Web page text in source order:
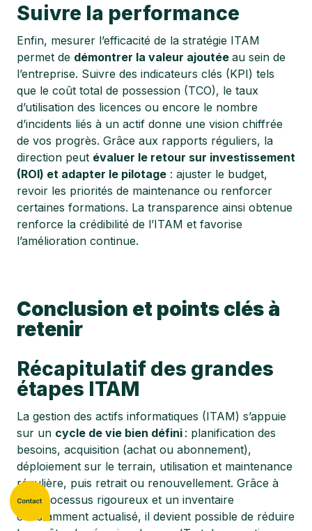
Suivre la performance
Enfin, mesurer l’efficacité de la stratégie ITAM
permet de démontrer la valeur ajoutée au sein de
l’entreprise. Suivre des indicateurs clés (KPI) tels
que le coût total de possession (TCO), le taux
d’utilisation des licences ou encore le nombre
d’incidents liés à un actif donne une vision chiffrée
de vos progrès. Grâce aux rapports réguliers, la
direction peut évaluer le retour sur investissement
(ROI) et adapter le pilotage : ajuster le budget,
revoir les priorités de maintenance ou renforcer
certaines formations. La transparence ainsi obtenue
renforce la crédibilité de l’ITAM et favorise
l’amélioration continue.
Conclusion et points clés à
retenir
Récapitulatif des grandes
étapes ITAM
La gestion des actifs informatiques (ITAM) s’appuie
sur un cycle de vie bien défini : planification des
besoins, acquisition (achat ou abonnement),
déploiement sur le terrain, utilisation et maintenance
régulière, puis retrait ou renouvellement. Grâce à
des processus rigoureux et un inventaire
constamment actualisé, il devient possible de réduire